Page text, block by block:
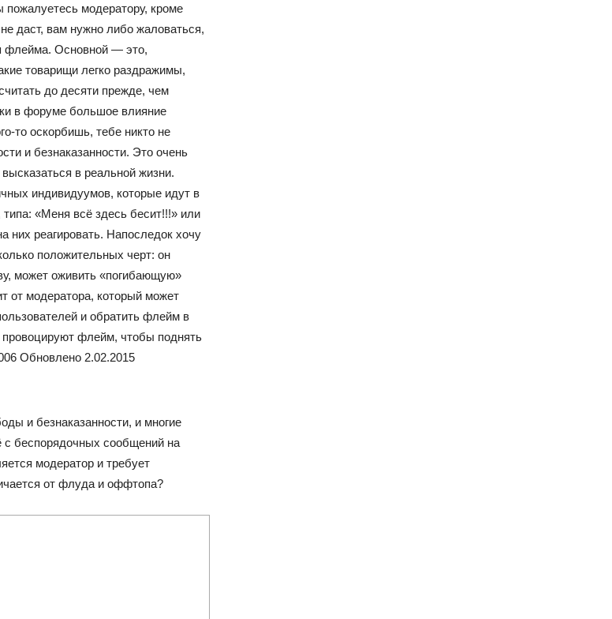
пожалуетесь модератору, кроме
даст, вам нужно либо жаловаться,
флейма. Основной — это,
товарищи легко раздражимы,
до десяти прежде, чем
в форуме большое влияние
то оскорбишь, тебе никто не
и безнаказанности. Это очень
в реальной жизни.
индивидуумов, которые идут в
«Меня всё здесь бесит!!!» или
них реагировать. Напоследок хочу
положительных черт: он
может оживить «погибающую»
от модератора, который может
и обратить флейм в
флейм, чтобы поднять
Обновлено 2.02.2015
и безнаказанности, и многие
с беспорядочных сообщений на
модератор и требует
от флуда и оффтопа?